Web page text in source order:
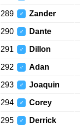
289 ♂ Zander
290 ♂ Dante
291 ♂ Dillon
292 ♂ Adan
293 ♂ Joaquin
294 ♂ Corey
295 ♂ Derrick